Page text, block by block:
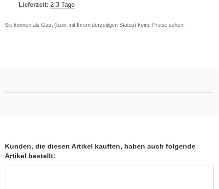
Lieferzeit: 2-3 Tage
Sie können als Gast (bzw. mit Ihrem derzeitigen Status) keine Preise sehen.
Kunden, die diesen Artikel kauften, haben auch folgende
Artikel bestellt: